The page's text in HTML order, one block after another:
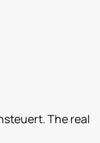
The real